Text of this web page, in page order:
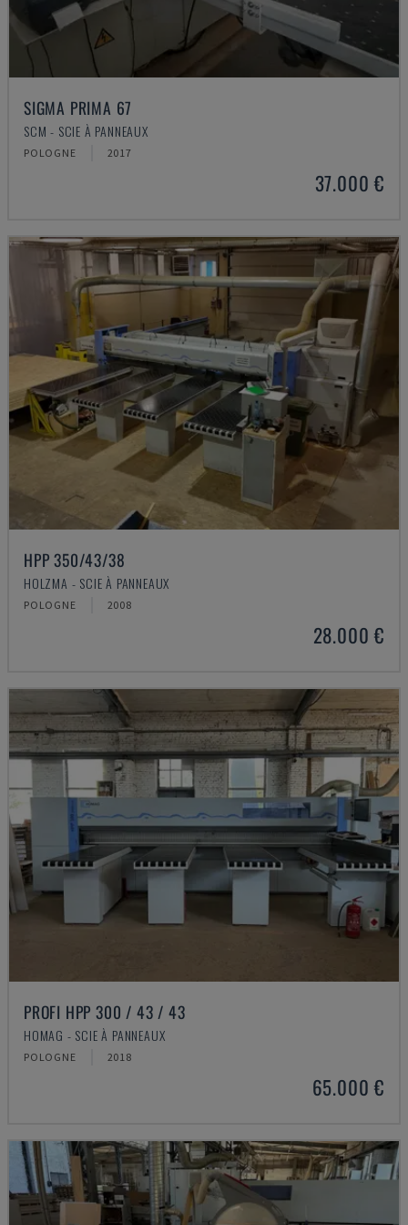
SIGMA PRIMA 67
SCM - SCIE À PANNEAUX
POLOGNE 2017
37.000 €
HPP 350/43/38
HOLZMA - SCIE À PANNEAUX
POLOGNE 2008
28.000 €
PROFI HPP 300 / 43 / 43
HOMAG - SCIE À PANNEAUX
POLOGNE 2018
65.000 €